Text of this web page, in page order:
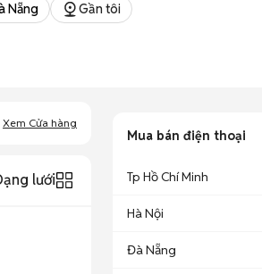
Nẵng Gần tôi
Xem Cửa hàng
lưới
Mua bán điện thoại
Tp Hồ Chí Minh
Hà Nội
Đà Nẵng